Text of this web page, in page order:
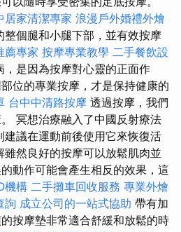
居家清潔專家 浪漫戶外婚禮外燴
整個腿和小腿下部，並有效按摩
薦專家 按摩專業教學 二手餐飲設
，是因為按摩對心靈的正面作
位的專業按摩，才是保持健康的
台中中清路按摩 透過按摩，我們
冥想治療融入了中國反射療法
議在運動前後使用它來恢復活
然良好的按摩可以放鬆肌肉並
動作可能會產生相反的效果，這
機構 二手攤車回收服務 專業外燴
詢 成立公司的一站式協助 帶有加
按摩墊非常適合舒緩和放鬆的時